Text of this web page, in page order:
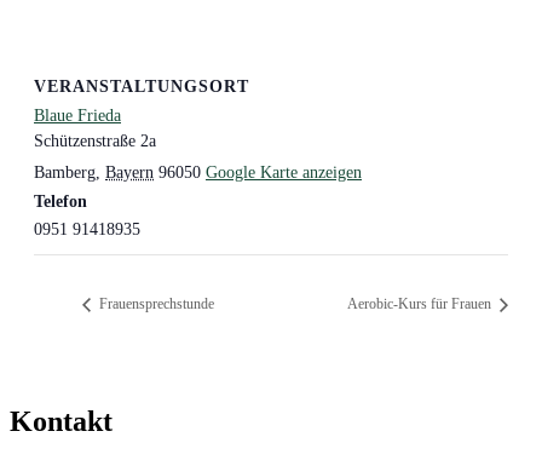
VERANSTALTUNGSORT
Blaue Frieda
Schützenstraße 2a
Bamberg Bayern 96050 Google Karte anzeigen
Telefon
0951 91418935
Frauensprechstunde Aerobic-Kurs für Frauen
Kontakt